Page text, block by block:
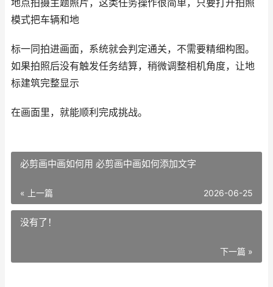
地点拍摄主题照片，这类任务操作很简单，只要打开拍照
模式把车辆和地
标一同拍进画面，系统就会判定通关，不需要精细构图。
如果拍照后没有触发任务结算，稍微调整相机角度，让地
标建筑完整显示
在画面里，就能顺利完成挑战。
必剪画中画如何用 必剪画中画如何添加文字
« 上一篇 2026-06-25
没有了！
下一篇 »